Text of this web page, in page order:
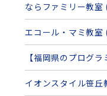
ならファミリー教室
エコール・マミ教室
【福岡県のプログ
イオンスタイル笹丘